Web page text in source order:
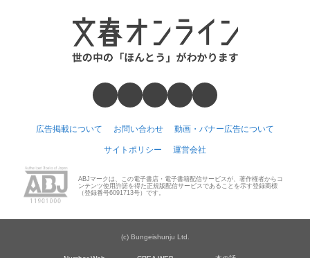
広告掲載について お問い合わせ 動画・バナー広告について
サイトポリシー 運営会社
ABJマークは、この電子書店・電子書籍配信サービスが、著作権者からコ
ンテンツ使用許諾を得た正規版配信サービスであることを示す登録商標
（登録番号6091713号）です。
(c) Bungeishunju Ltd.